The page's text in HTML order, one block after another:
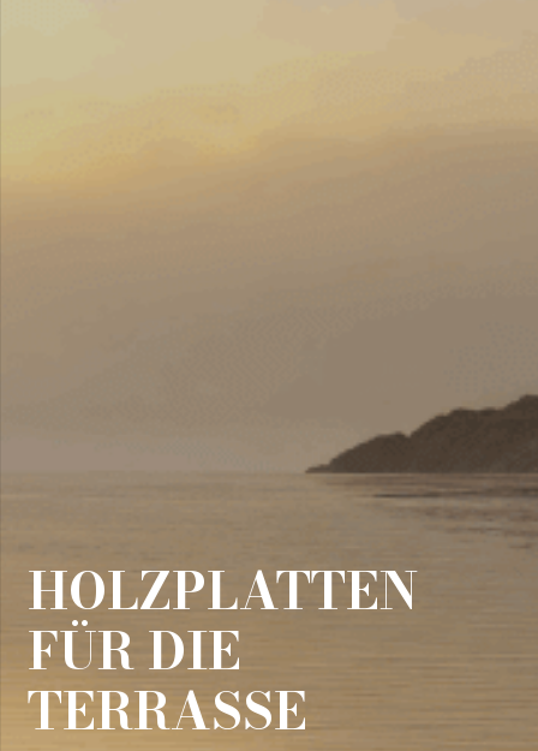
HOLZPLATTEN
FÜR DIE
TERRASSE